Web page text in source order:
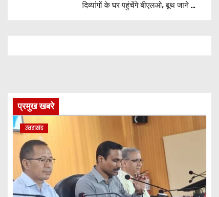
दिव्यांगों के घर पहुंचेंगे बीएलओ, बूथ जाने की
प्रमुख खबरे
उत्तराखंड